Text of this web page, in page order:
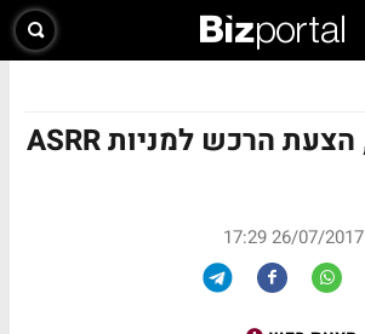
בגלל 0.83%, הצעת הרכש למניות ASRR
26/07/2017 17:29